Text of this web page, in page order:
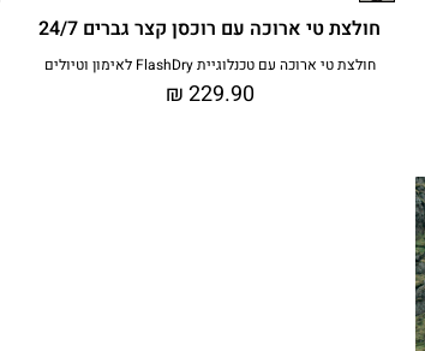
חולצת טי ארוכה עם רוכסן קצר גברים 24/7
חולצת טי ארוכה עם טכנלוגיית FlashDry לאימון וטיולים
₪229.90